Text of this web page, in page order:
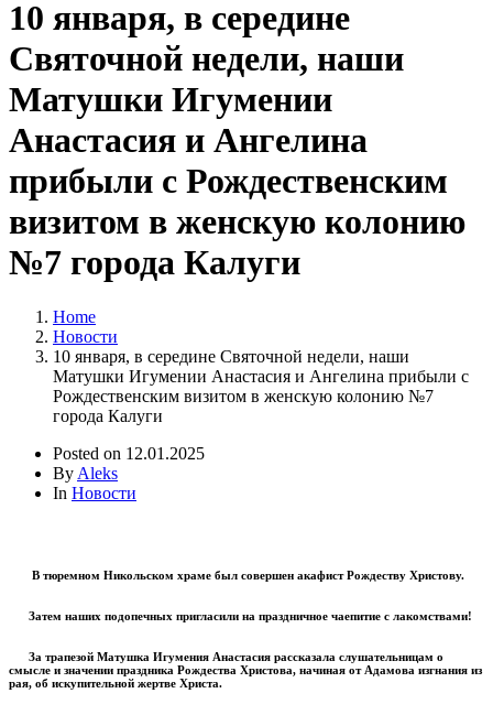
10 января, в середине
Святочной недели, наши
Матушки Игумении
Анастасия и Ангелина
прибыли с Рождественским
визитом в женскую колонию
№7 города Калуги
Home
Новости
10 января, в середине Святочной недели, наши
Матушки Игумении Анастасия и Ангелина прибыли с
Рождественским визитом в женскую колонию №7
города Калуги
Posted on 12.01.2025
By Aleks
In Новости
В тюремном Никольском храме был совершен акафист Рождеству Христову.
Затем наших подопечных пригласили на праздничное чаепитие с лакомствами!
За трапезой Матушка Игумения Анастасия рассказала слушательницам о
смысле и значении праздника Рождества Христова, начиная от Адамова изгнания из
рая, об искупительной жертве Христа.